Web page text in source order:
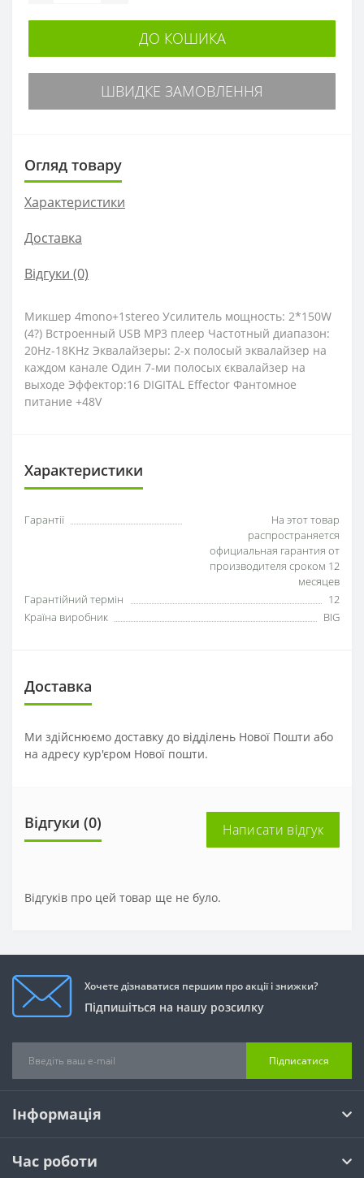
ДО КОШИКА
ШВИДКЕ ЗАМОВЛЕННЯ
Огляд товару
Характеристики
Доставка
Відгуки (0)
Микшер 4mono+1stereo Усилитель мощность: 2*150W
(4?) Встроенный USB MP3 плеер Частотный диапазон:
20Hz-18KHz Эквалайзеры: 2-х полосый эквалайзер на
каждом канале Один 7-ми полосых єквалайзер на
выходе Эффектор:16 DIGITAL Effector Фантомное
питание +48V
Характеристики
Гарантії
На этот товар
распространяется
официальная гарантия от
производителя сроком 12
месяцев
Гарантійний термін
12
Країна виробник
BIG
Доставка
Ми здійснюємо доставку до відділень Нової Пошти або
на адресу кур'єром Нової пошти.
Відгуки (0) Написати відгук
Відгуків про цей товар ще не було.
Хочете дізнаватися першим про акції і знижки?
Підпишіться на нашу розсилку
Підписатися
Інформація
Час роботи